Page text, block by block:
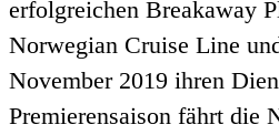
erfolgreichen Breakaway
Norwegian Cruise Line
November 2019 ihren
Premierensaison fährt die